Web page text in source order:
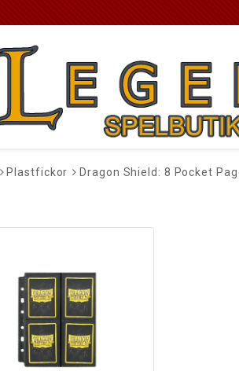
Plastfickor Dragon Shield: 8 Pocket